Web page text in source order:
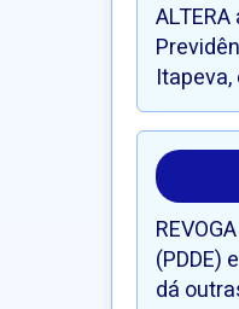
(PDDE)
dá